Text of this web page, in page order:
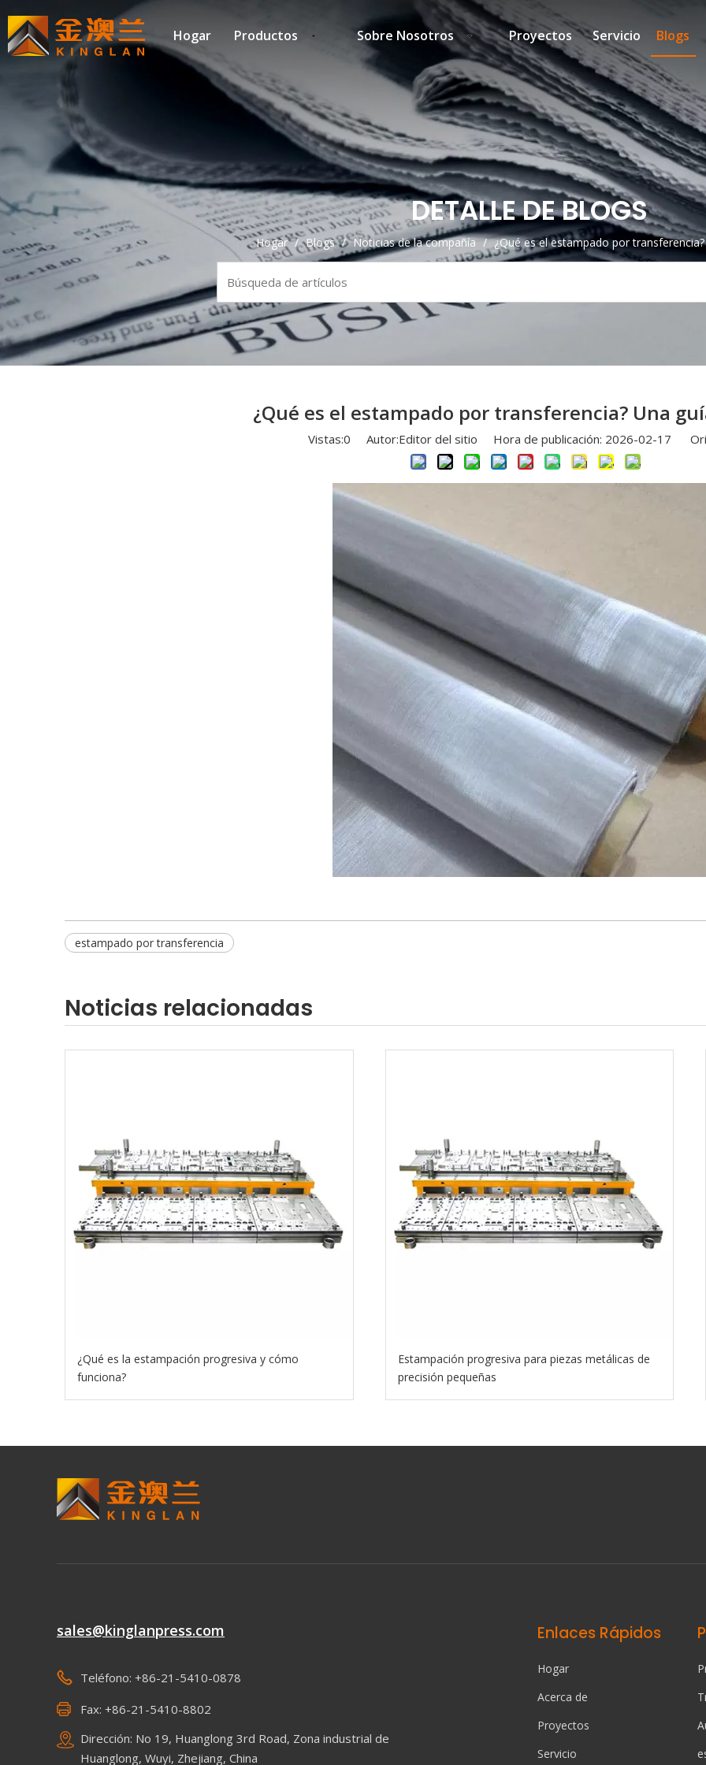
Hogar Productos Sobre Nosotros Proyectos Servicio Blogs
DETALLE DE BLOGS
Hogar / Blogs / Noticias de la compañía / ¿Qué es el estampado por
¿Qué es el estampado por transferencia? Una
Vistas:0 Autor:Editor del sitio Hora de publicación: 2026-02-17
estampado por transferencia
Noticias relacionadas
¿Qué es la estampación progresiva y cómo
funciona?
Estampación progresiva para piezas metálicas de
precisión pequeñas
sales@kinglanpress.com
Teléfono: +86-21-5410-0878
Fax: +86-21-5410-8802
Dirección: No 19, Huanglong 3rd Road, Zona industrial de
Huanglong, Wuyi, Zhejiang, China
Enlaces Rápidos
Hogar
Acerca de
Proyectos
Servicio